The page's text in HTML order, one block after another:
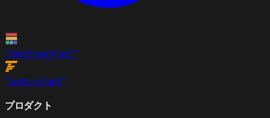
TrimSheetFast™
TextureFast™
プロダクト